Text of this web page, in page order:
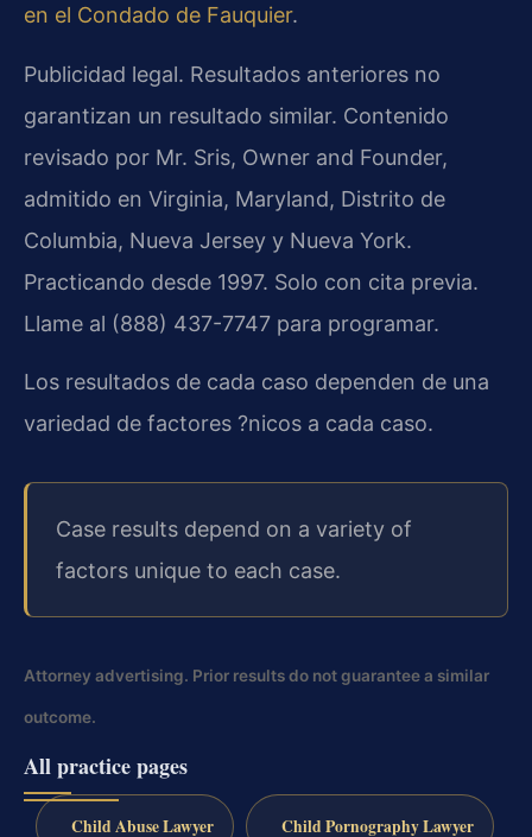
en el Condado de Fauquier.
Publicidad legal. Resultados anteriores no
garantizan un resultado similar. Contenido
revisado por Mr. Sris, Owner and Founder,
admitido en Virginia, Maryland, Distrito de
Columbia, Nueva Jersey y Nueva York.
Practicando desde 1997. Solo con cita previa.
Llame al (888) 437-7747 para programar.
Los resultados de cada caso dependen de una
variedad de factores ?nicos a cada caso.
Case results depend on a variety of
factors unique to each case.
Attorney advertising. Prior results do not guarantee a similar
outcome.
All practice pages
Child Abuse Lawyer Child Pornography Lawyer